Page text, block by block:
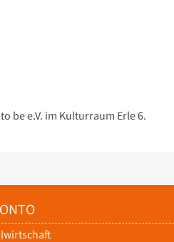
be e.V. im Kulturraum Erle 6.